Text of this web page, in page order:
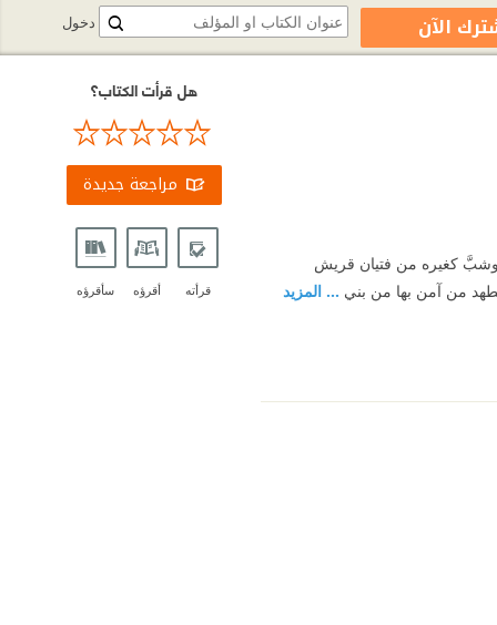
وشبَّ كغيره من فتيان قريش
من آمن بها من بني ... المزيد
هل قرأت الكتاب؟
مراجعة جديدة
قرأته أقرؤه سأقرؤه
دخول الآن